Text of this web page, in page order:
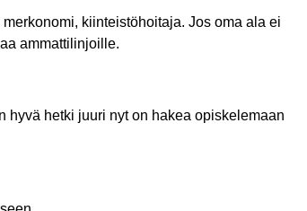
kiinteistöhoitaja. Jos oma ala ei
ammattilinjoille.
hetki juuri nyt on hakea opiskelemaan